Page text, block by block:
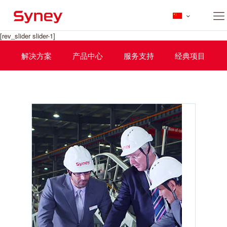
[rev_slider slider-1]
解决方案 产品中心 服务支持 经典项目